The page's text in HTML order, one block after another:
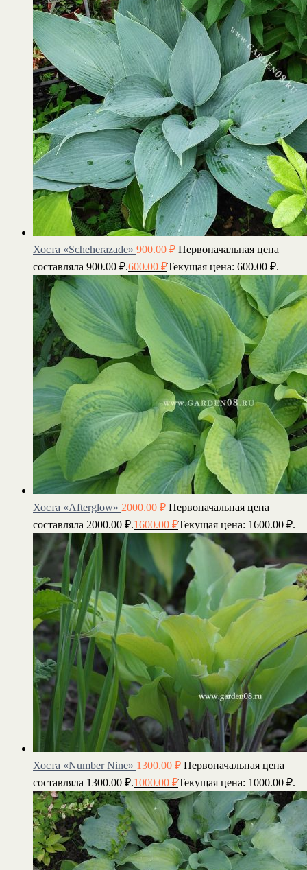
Хоста «Scheherazade» 900.00₽ Первоначальная цена
составляла 900.00 ₽.600.00 ₽Текущая цена: 600.00 ₽.
Хоста «Afterglow» 2000.00₽ Первоначальная цена
составляла 2000.00 ₽.1600.00 ₽Текущая цена: 1600.00 ₽.
Хоста «Number Nine» 1300.00₽ Первоначальная цена
составляла 1300.00 ₽.1000.00 ₽Текущая цена: 1000.00 ₽.